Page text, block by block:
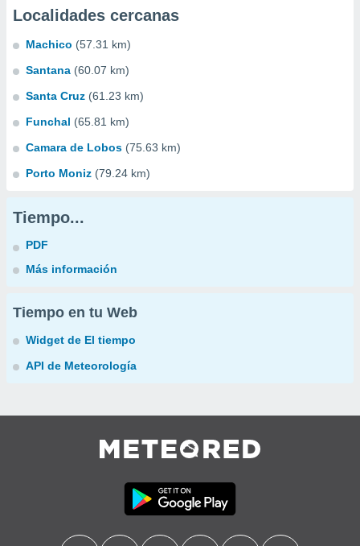
Localidades cercanas
Machico (57.31 km)
Santana (60.07 km)
Santa Cruz (61.23 km)
Funchal (65.81 km)
Camara de Lobos (75.63 km)
Porto Moniz (79.24 km)
Tiempo...
PDF
Más información
Tiempo en tu Web
Widget de El tiempo
API de Meteorología